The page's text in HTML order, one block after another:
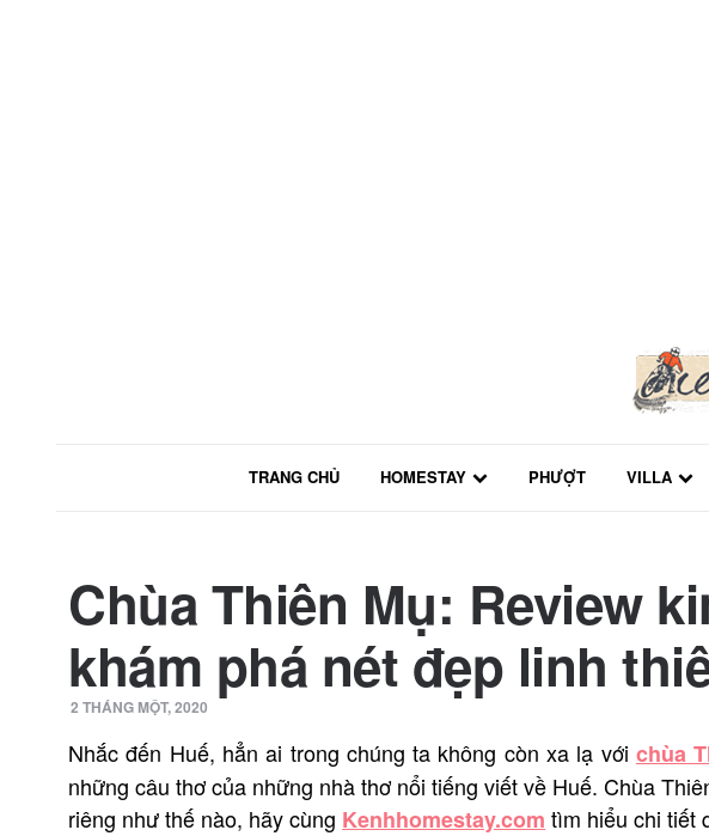
TRANG CHỦ HOMESTAY PHƯỢT VILLA
Chùa Thiên Mụ: Review
khám phá nét đẹp linh
2 THÁNG MỘT, 2020
Nhắc đến Huế, hẳn ai trong chúng ta không còn xa lạ với chùa
những câu thơ của những nhà thơ nổi tiếng viết về Huế. Chùa
riêng như thế nào, hãy cùng Kenhhomestay.com tìm hiểu chi tiết